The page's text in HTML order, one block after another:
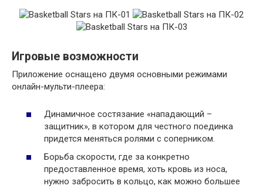
Игровые возможности
Приложение оснащено двумя основными режимами
онлайн-мульти-плеера:
Динамичное состязание «нападающий –
защитник», в котором для честного поединка
придется меняться ролями с соперником.
Борьба скорости, где за конкретно
предоставленное время, хоть кровь из носа,
нужно забросить в кольцо, как можно большее